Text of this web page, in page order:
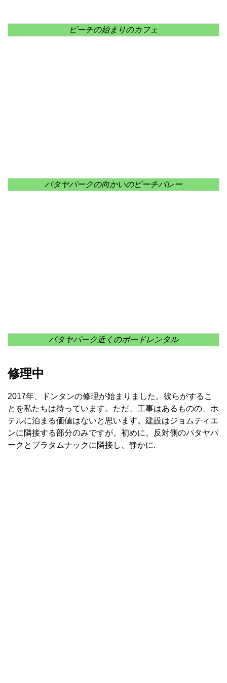
ビーチの始まりのカフェ
パタヤパークの向かいのビーチバレー
パタヤパーク近くのボードレンタル
修理中
2017年、ドンタンの修理が始まりました。彼らがするこ
とを私たちは待っています。ただ、工事はあるものの、ホ
テルに泊まる価値はないと思います。建設はジョムティエ
ンに隣接する部分のみですが。初めに。反対側のパタヤパ
ークとプラタムナックに隣接し、静かに.